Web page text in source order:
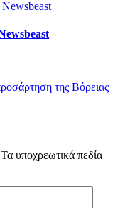
της Βόρειας
Τα υποχρεωτικά πεδία